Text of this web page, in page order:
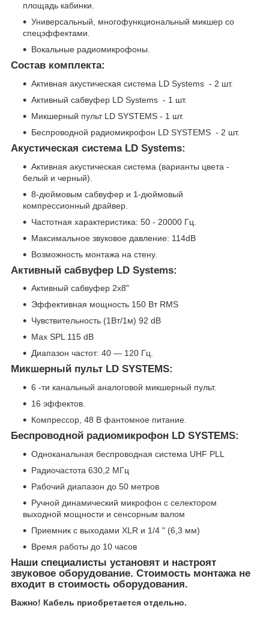
площадь кабинки.
Универсальный, многофункциональный микшер со
спецэффектами.
Вокальные радиомикрофоны.
Состав комплекта:
Активная акустическая система LD Systems - 2 шт.
Активный сабвуфер LD Systems - 1 шт.
Микшерный пульт LD SYSTEMS - 1 шт.
Беспроводной радиомикрофон LD SYSTEMS - 2 шт.
Акустическая система LD Systems:
Активная акустическая система (варианты цвета -
белый и черный).
8-дюймовым сабвуфер и 1-дюймовый
компрессионный драйвер.
Частотная характеристика: 50 - 20000 Гц.
Максимальное звуковое давление: 114dB
Возможность монтажа на стену.
Активный сабвуфер LD Systems:
Активный сабвуфер 2х8"
Эффективная мощность 150 Вт RMS
Чувствительность (1Вт/1м) 92 dB
Max SPL 115 dB
Диапазон частот: 40 — 120 Гц.
Микшерный пульт LD SYSTEMS:
6 -ти канальный аналоговой микшерный пульт.
16 эффектов.
Компрессор, 48 В фантомное питание.
Беспроводной радиомикрофон LD SYSTEMS:
Одноканальная беспроводная система UHF PLL
Радиочастота 630,2 МГц
Рабочий диапазон до 50 метров
Ручной динамический микрофон с селектором
выходной мощности и сенсорным валом
Приемник с выходами XLR и 1/4 " (6,3 мм)
Время работы до 10 часов
Наши специалисты установят и настроят
звуковое оборудование. Стоимость монтажа не
входит в стоимость оборудования.
Важно! Кабель приобретается отдельно.